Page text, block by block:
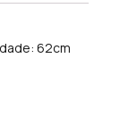
62cm